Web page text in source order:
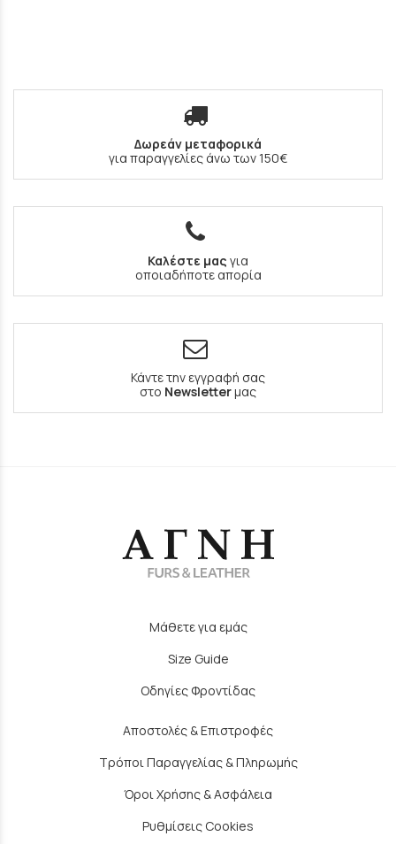
Δωρεάν μεταφορικά
για παραγγελίες άνω των 150€
Καλέστε μας για
οποιαδήποτε απορία
Κάντε την εγγραφή σας
στο Newsletterμας
Μάθετε για εμάς
Size Guide
Οδηγίες Φροντίδας
Αποστολές & Επιστροφές
Τρόποι Παραγγελίας & Πληρωμής
Όροι Χρήσης & Ασφάλεια
Ρυθμίσεις Cookies